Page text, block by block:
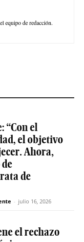
equipo de redacción.
“Con el
el objetivo
Ahora,
de
- julio 16, 2026
el rechazo